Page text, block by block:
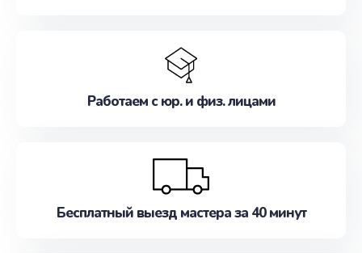
Работаем с юр. и физ. лицами
Бесплатный выезд мастера за 40 минут